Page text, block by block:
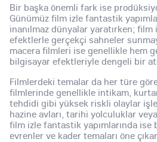
Bir başka önemli fark ise
Günümüz film izle fantastik
inanılmaz dünyalar yaratırken;
efektlerle gerçekçi sahneler
macera filmleri ise genellikle hem
bilgisayar efektleriyle dengeli bir
Filmlerdeki temalar da her türe
filmlerinde genellikle intikam,
tehdidi gibi yüksek riskli olaylar
hazine avları, tarihi yolculuklar
film izle fantastik yapımlarında ise
evrenler ve kader temaları öne çıkar.